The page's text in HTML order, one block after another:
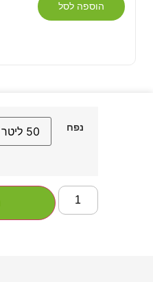
הוספה לסל
נפח